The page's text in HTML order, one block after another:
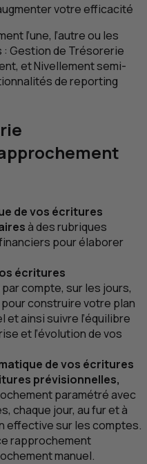
votre efficacité
l’une, l’autre ou les
Gestion de Trésorerie
et Nivellement semi-
de reporting
de vos écritures
à des rubriques
pour élaborer
écritures
compte, sur les jours,
construire votre plan
ainsi suivre l’équilibre
et l’évolution de vos
de vos écritures
prévisionnelles,
paramétré avec
chaque jour, au fur et à
effective sur les comptes.
rapprochement
manuel.